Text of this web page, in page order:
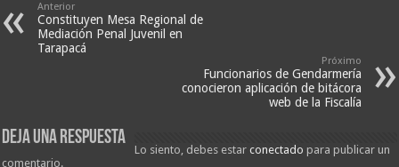
Anterior
Constituyen Mesa Regional de
Mediación Penal Juvenil en
Tarapacá
Próximo
Funcionarios de Gendarmería
conocieron aplicación de bitácora
web de la Fiscalía
Deja una respuesta
Lo siento, debes estarconectado para publicar un
comentario.